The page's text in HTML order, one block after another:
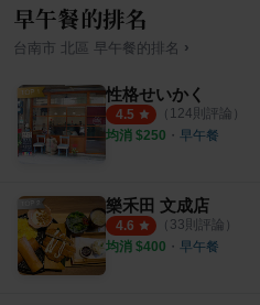
早午餐的排名
台南市 北區 早午餐的排名 ›
性格せいかく
4.5 （ 124則評論）
均消 $250 ・ 早午餐
樂禾田 文成店
4.6 （ 33則評論）
均消 $400 ・ 早午餐